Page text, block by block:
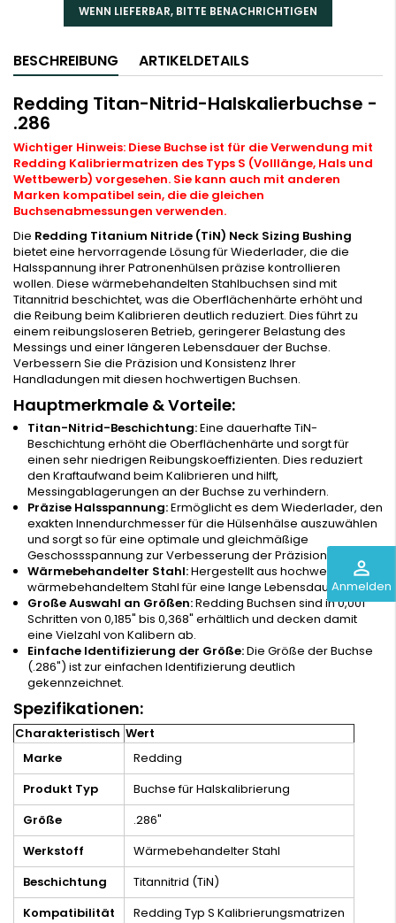
perm_identity
Anmelden
WENN LIEFERBAR, BITTE BENACHRICHTIGEN
BESCHREIBUNG ARTIKELDETAILS
Redding Titan-Nitrid-Halskalierbuchse -
.286
Wichtiger Hinweis: Diese Buchse ist für die Verwendung mit
Redding Kalibriermatrizen des Typs S (Volllänge, Hals und
Wettbewerb) vorgesehen. Sie kann auch mit anderen
Marken kompatibel sein, die die gleichen
Buchsenabmessungen verwenden.
Die Redding Titanium Nitride (TiN) Neck Sizing Bushing
bietet eine hervorragende Lösung für Wiederlader, die die
Halsspannung ihrer Patronenhülsen präzise kontrollieren
wollen. Diese wärmebehandelten Stahlbuchsen sind mit
Titannitrid beschichtet, was die Oberflächenhärte erhöht und
die Reibung beim Kalibrieren deutlich reduziert. Dies führt zu
einem reibungsloseren Betrieb, geringerer Belastung des
Messings und einer längeren Lebensdauer der Buchse.
Verbessern Sie die Präzision und Konsistenz Ihrer
Handladungen mit diesen hochwertigen Buchsen.
Hauptmerkmale & Vorteile:
Titan-Nitrid-Beschichtung:Eine dauerhafte TiN-
Beschichtung erhöht die Oberflächenhärte und sorgt für
einen sehr niedrigen Reibungskoeffizienten. Dies reduziert
den Kraftaufwand beim Kalibrieren und hilft,
Messingablagerungen an der Buchse zu verhindern.
Präzise Halsspannung:Ermöglicht es dem Wiederlader, den
exakten Innendurchmesser für die Hülsenhälse auszuwählen
und sorgt so für eine optimale und gleichmäßige
Geschossspannung zur Verbesserung der Präzision.
Wärmebehandelter Stahl:Hergestellt aus hochwertigem,
wärmebehandeltem Stahl für eine lange Lebensdauer.
Große Auswahl an Größen:Redding Buchsen sind in 0,001"
Schritten von 0,185" bis 0,368" erhältlich und decken damit
eine Vielzahl von Kalibern ab.
Einfache Identifizierung der Größe:Die Größe der Buchse
(.286") ist zur einfachen Identifizierung deutlich
gekennzeichnet.
Spezifikationen:
Charakteristisch Wert
Marke
Redding
Produkt Typ
Buchse für Halskalibrierung
Größe
.286"
Werkstoff
Wärmebehandelter Stahl
Beschichtung
Titannitrid (TiN)
Kompatibilität
Redding Typ S Kalibrierungsmatrizen